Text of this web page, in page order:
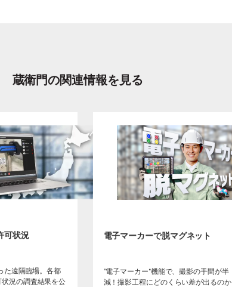
蔵衛門の関連情報を見る
可状況
た遠隔臨場。各都
況の調査結果を公
電子マーカーで脱マグネット
“電子マーカー”機能で、撮影の手間が半
減！撮影工程にどのくらい差が出るのか